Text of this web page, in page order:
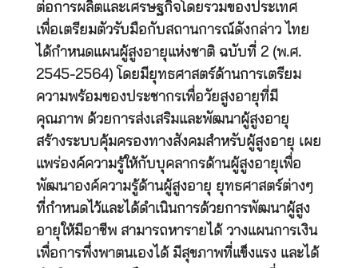
ต่อการผลิตและเศรษฐกิจโดยรวมของประเทศ
เพื่อเตรียมตัวรับมือกับสถานการณ์ดังกล่าว ไทย
ได้กำหนดแผนผู้สูงอายุแห่งชาติ ฉบับที่ 2 (พ.ศ.
2545-2564) โดยมียุทธศาสตร์ด้านการเตรียม
ความพร้อมของประชากรเพื่อวัยสูงอายุที่มี
คุณภาพ ด้วยการส่งเสริมและพัฒนาผู้สูงอายุ
สร้างระบบคุ้มครองทางสังคมสำหรับผู้สูงอายุ เผย
แพร่องค์ความรู้ให้กับบุคลากรด้านผู้สูงอายุเพื่อ
พัฒนาองค์ความรู้ด้านผู้สูงอายุ ยุทธศาสตร์ต่างๆ
ที่กำหนดไว้และได้ดำเนินการด้วยการพัฒนาผู้สูง
อายุให้มีอาชีพ สามารถหารายได้ วางแผนการเงิน
เพื่อการพึ่งพาตนเองได้ มีสุขภาพที่แข็งแรง และได้